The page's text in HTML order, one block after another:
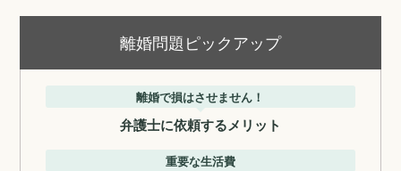
離婚問題ピックアップ
離婚で損はさせません！
弁護士に依頼するメリット
重要な生活費